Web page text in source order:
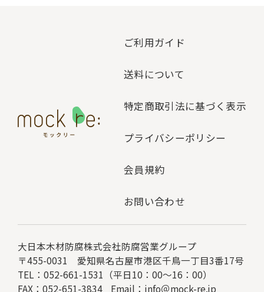
ご利用ガイド
送料について
特定商取引法に基づく表示
プライバシーポリシー
会員規約
お問い合わせ
大日本木材防腐株式会社防腐営業グループ
〒455-0031 愛知県名古屋市港区千鳥一丁目3番17号
TEL：052-661-1531（平日10：00～16：00）
FAX：052-651-3834
Email： info＠mock-re.jp